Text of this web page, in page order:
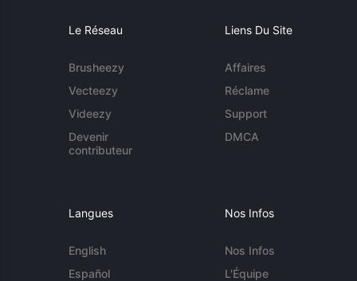
Le Réseau
Brusheezy
Vecteezy
Videezy
Devenir
contributeur
Liens Du Site
Affaires
Réclame
Support
DMCA
Langues
English
Español
Nos Infos
Nos Infos
L'Équipe